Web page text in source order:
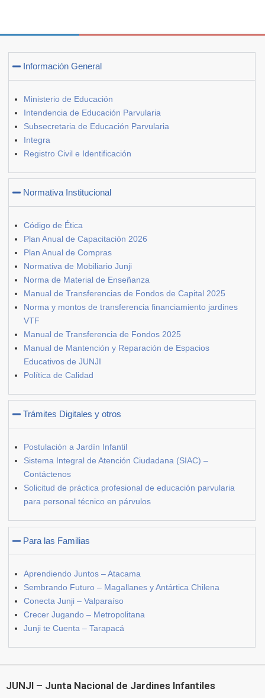
Información General
Ministerio de Educación
Intendencia de Educación Parvularia
Subsecretaria de Educación Parvularia
Integra
Registro Civil e Identificación
Normativa Institucional
Código de Ética
Plan Anual de Capacitación 2026
Plan Anual de Compras
Normativa de Mobiliario Junji
Norma de Material de Enseñanza
Manual de Transferencias de Fondos de Capital 2025
Norma y montos de transferencia financiamiento jardines
VTF
Manual de Transferencia de Fondos 2025
Manual de Mantención y Reparación de Espacios
Educativos de JUNJI
Política de Calidad
Trámites Digitales y otros
Postulación a Jardín Infantil
Sistema Integral de Atención Ciudadana (SIAC) –
Contáctenos
Solicitud de práctica profesional de educación parvularia
para personal técnico en párvulos
Para las Familias
Aprendiendo Juntos – Atacama
Sembrando Futuro – Magallanes y Antártica Chilena
Conecta Junji – Valparaíso
Crecer Jugando – Metropolitana
Junji te Cuenta – Tarapacá
JUNJI – Junta Nacional de Jardines Infantiles